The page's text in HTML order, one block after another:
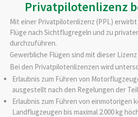
Privatpilotenlizenz
Mit einer Privatpilotenlizenz (PPL) erwirbt
Flüge nach Sichtflugregeln und zu
durchzuführen.
Gewerbliche Flügen sind mit dieser
Bei den Privatpilotenlizenzen wird
Erlaubnis zum Führen von
ausgestellt nach den Regelungen der
Erlaubnis zum Führen von einmotorigen
Landflugzeugen bis maximal 2.000 kg